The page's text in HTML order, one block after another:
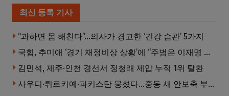
최신 등록 기사
“과하면 몸 해친다”…의사가 경고한 ‘건강 습관’ 5가지
국힘, 추미애 ‘경기 재정비상 상황’에 “주범은 이재명 전 지사”
김민석, 제주·인천 경선서 정청래 제압 누적 1위 탈환
사우디·튀르키예·파키스탄 뭉쳤다…중동 새 안보축 부상하나